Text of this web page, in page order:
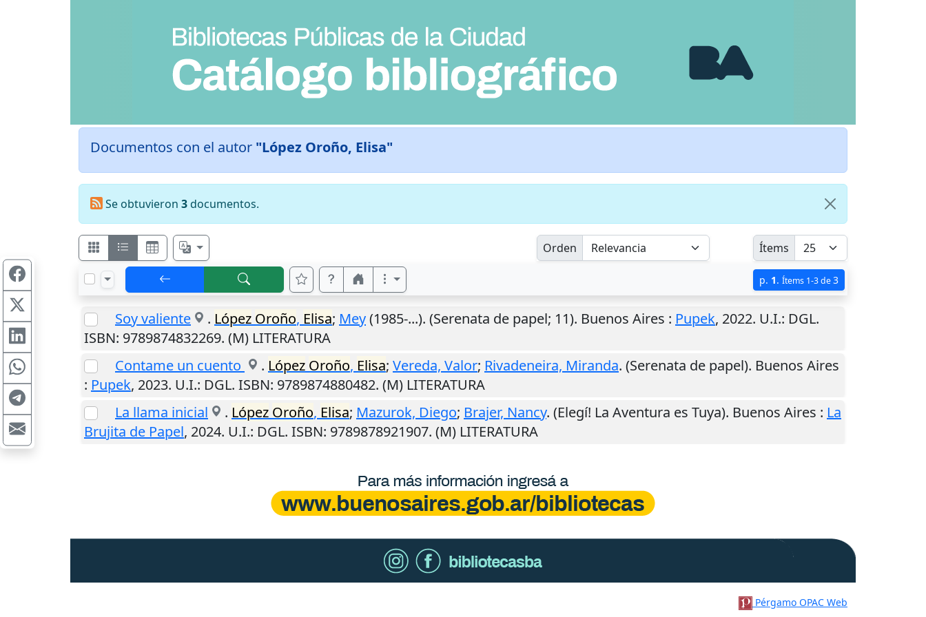
Documentos con el autor "López Oroño, Elisa"
Se obtuvieron 3documentos.
Orden Ítems
p. 1. Ítems 1-3 de3
Soy valiente . López Oroño, Elisa; Mey(1985-...). (Serenata de papel; 11). Buenos Aires : Pupek, 2022. U.I.: DGL.
ISBN: 9789874832269. (M) LITERATURA
Contame un cuento
. López Oroño, Elisa; Vereda, Valor; Rivadeneira, Miranda. (Serenata de papel). Buenos Aires
: Pupek, 2023. U.I.: DGL. ISBN: 9789874880482. (M) LITERATURA
La llama inicial
. López Oroño, Elisa; Mazurok, Diego; Brajer, Nancy. (Elegí! La Aventura es Tuya). Buenos Aires : La
Brujita de Papel, 2024. U.I.: DGL. ISBN: 9789878921907. (M) LITERATURA
Pérgamo OPAC Web